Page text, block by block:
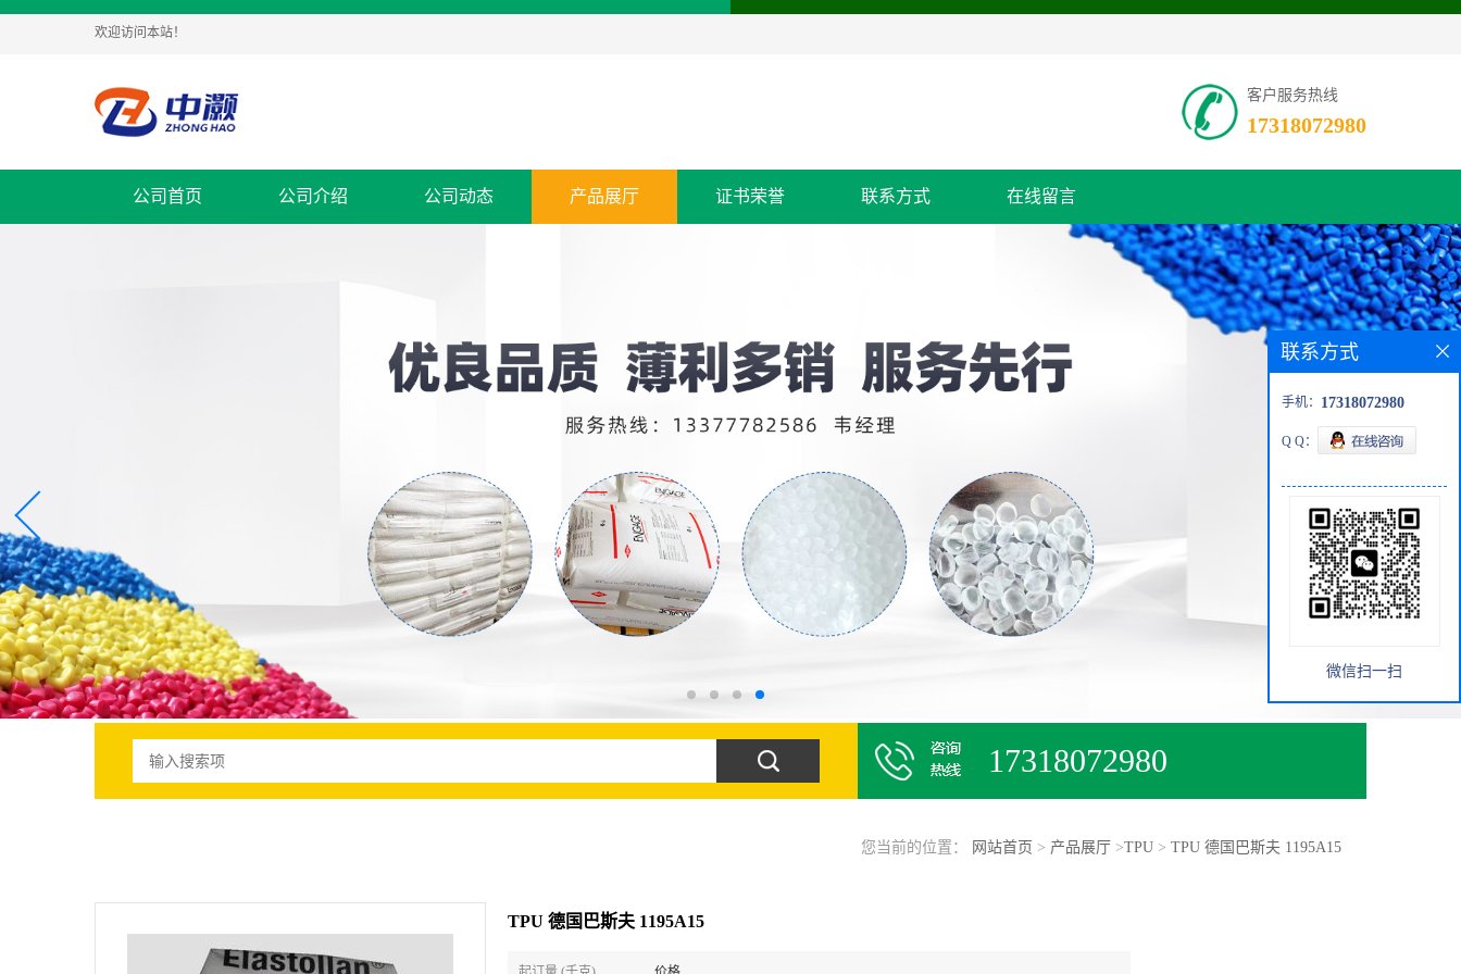
欢迎访问本站！
客户服务热线
17318072980
公司首页 公司介绍 公司动态 产品展厅 证书荣誉 联系方式 在线留言
17318072980
您当前的位置： 网站首页 > 产品展厅 >TPU> TPU 德国巴斯夫 1195A15
TPU 德国巴斯夫 1195A15
联系方式
手机： 17318072980
Q Q：
微信扫一扫